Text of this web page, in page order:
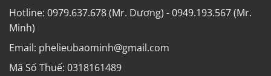
Hotline: 0979.637.678 (Mr. Dương) - 0949.193.567 (Mr.
Minh)
Email: phelieubaominh@gmail.com
Mã Số Thuế: 0318161489